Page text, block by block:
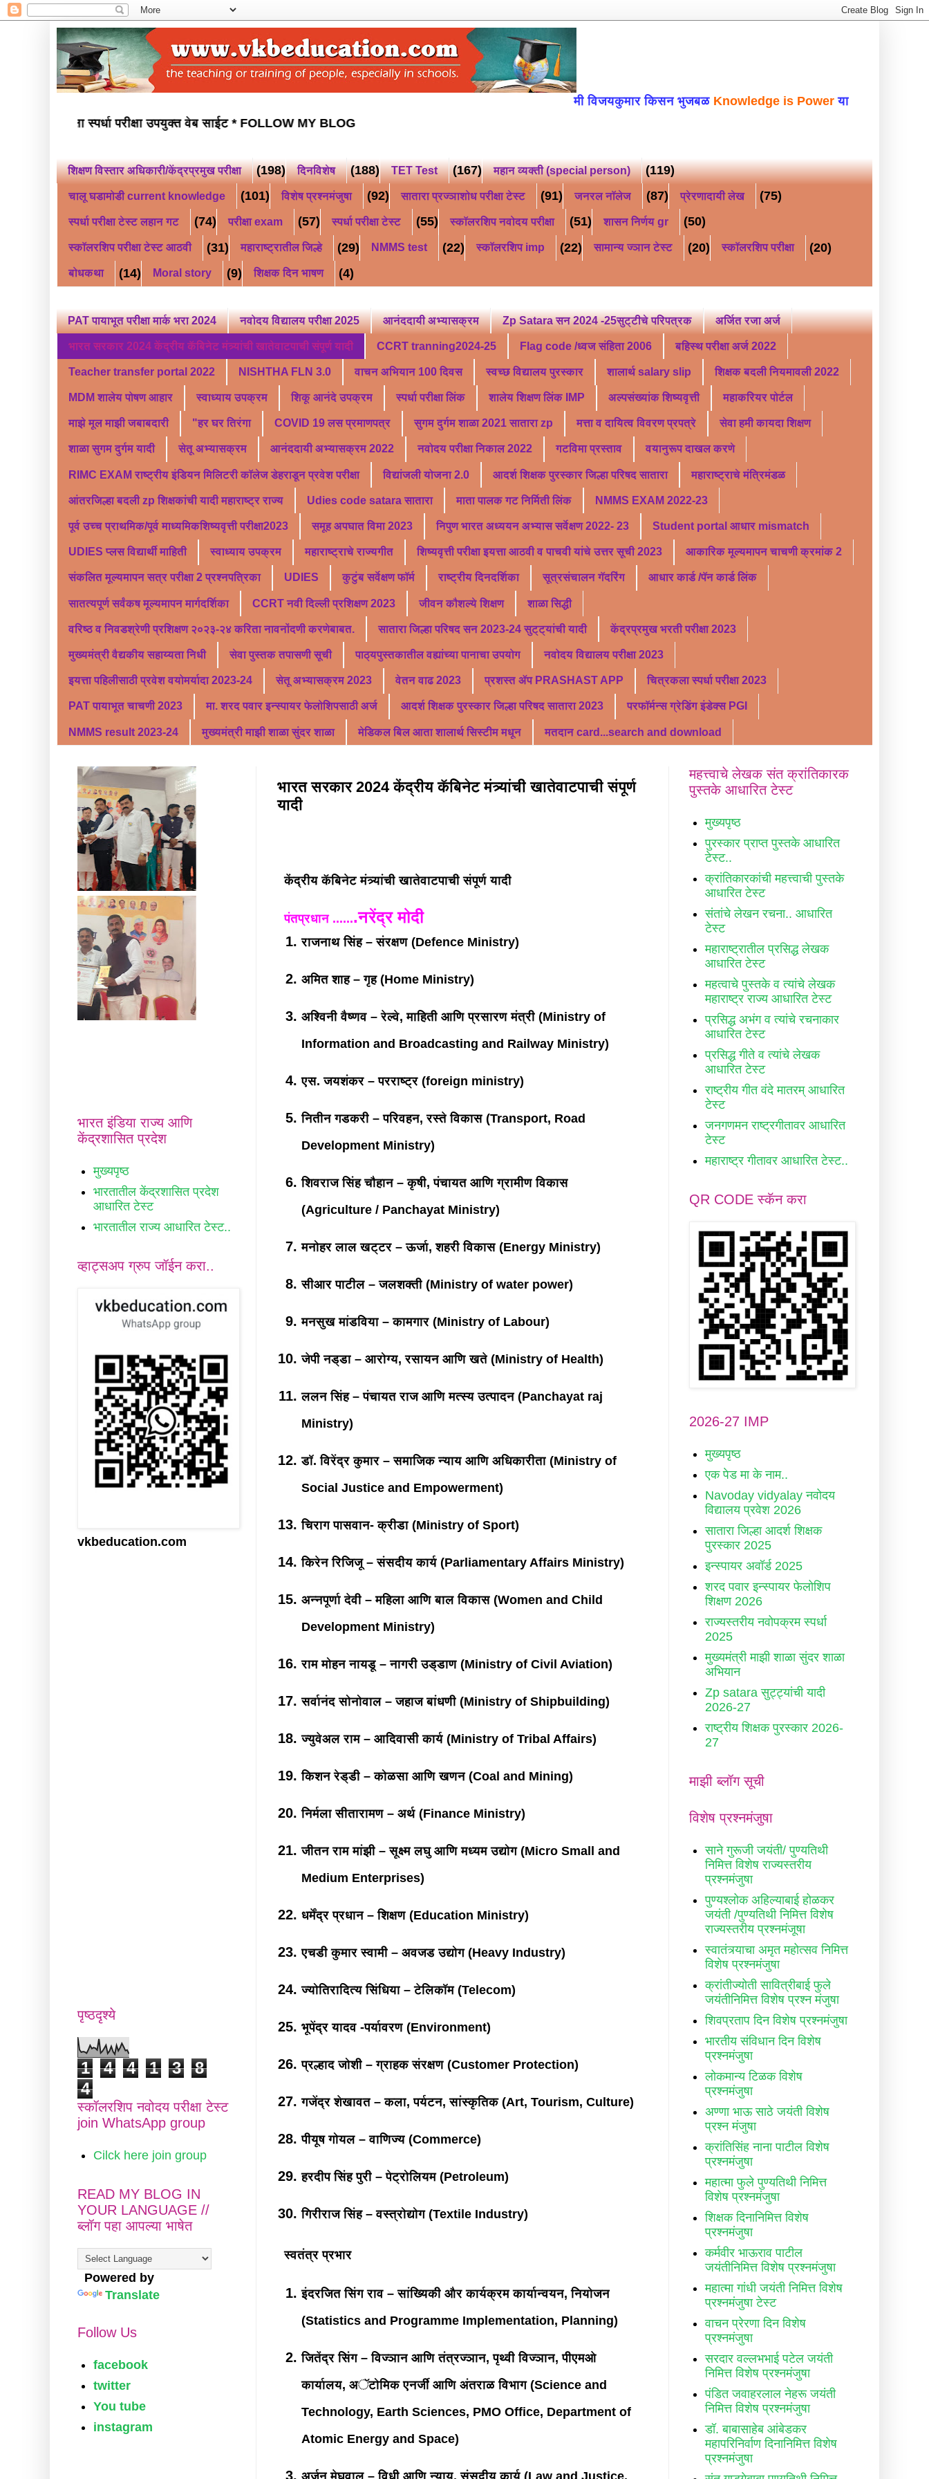
मी विजयकुमार किसन भुजबळKnowledge is Powerया ब्लॉगवर सहर्ष स्वागत
परीक्षा स्कॉलरशिप परीक्षा स्पर्धा परीक्षा उपयुक्त वेब साईट *FOLLOW MY BLOG
शिक्षण विस्तार अधिकारी/केंद्रप्रमुख परीक्षा (198) दिनविशेष (188) TET Test (167) महान व्यक्ती (special person) (119)
चालू घडामोडी current knowledge (101) विशेष प्रश्नमंजुषा (92) सातारा प्रज्ञाशोध परीक्षा टेस्ट (91) जनरल नॉलेज (87) प्रेरणादायी लेख (75)
स्पर्धा परीक्षा टेस्ट लहान गट (74) परीक्षा exam (57) स्पर्धा परीक्षा टेस्ट (55) स्कॉलरशिप नवोदय परीक्षा (51) शासन निर्णय gr (50)
स्कॉलरशिप परीक्षा टेस्ट आठवी (31) महाराष्ट्रातील जिल्हे (29) NMMS test (22) स्कॉलरशिप imp (22) सामान्य ज्ञान टेस्ट (20) स्कॉलरशिप परीक्षा (20)
बोधकथा (14) Moral story (9) शिक्षक दिन भाषण (4)
PAT पायाभूत परीक्षा मार्क भरा 2024 नवोदय विद्यालय परीक्षा 2025 आनंददायी अभ्यासक्रम Zp Satara सन 2024 -25सुट्टीचे परिपत्रक अर्जित रजा अर्ज
भारत सरकार 2024 केंद्रीय कॅबिनेट मंत्र्यांची खातेवाटपाची संपूर्ण यादी CCRT tranning2024-25 Flag code /ध्वज संहिता 2006 बहिस्थ परीक्षा अर्ज 2022
Teacher transfer portal 2022 NISHTHA FLN 3.0 वाचन अभियान 100 दिवस स्वच्छ विद्यालय पुरस्कार शालार्थ salary slip शिक्षक बदली नियमावली 2022
MDM शालेय पोषण आहार स्वाध्याय उपक्रम शिकू आनंदे उपक्रम स्पर्धा परीक्षा लिंक शालेय शिक्षण लिंक IMP अल्पसंख्यांक शिष्यवृत्ती महाकरियर पोर्टल
माझे मूल माझी जबाबदारी "हर घर तिरंगा COVID 19 लस प्रमाणपत्र सुगम दुर्गम शाळा 2021 सातारा zp मत्ता व दायित्व विवरण प्रपत्रे सेवा हमी कायदा शिक्षण
शाळा सुगम दुर्गम यादी सेतू अभ्यासक्रम आनंददायी अभ्यासक्रम 2022 नवोदय परीक्षा निकाल 2022 गटविमा प्रस्ताव वयानुरूप दाखल करणे
RIMC EXAM राष्ट्रीय इंडियन मिलिटरी कॉलेज डेहराडून प्रवेश परीक्षा विद्यांजली योजना 2.0 आदर्श शिक्षक पुरस्कार जिल्हा परिषद सातारा महाराष्ट्राचे मंत्रिमंडळ
आंतरजिल्हा बदली zp शिक्षकांची यादी महाराष्ट्र राज्य Udies code satara सातारा माता पालक गट निर्मिती लिंक NMMS EXAM 2022-23
पूर्व उच्च प्राथमिक/पूर्व माध्यमिकशिष्यवृत्ती परीक्षा2023 समूह अपघात विमा 2023 निपुण भारत अध्ययन अभ्यास सर्वेक्षण 2022- 23 Student portal आधार mismatch
UDIES प्लस विद्यार्थी माहिती स्वाध्याय उपक्रम महाराष्ट्राचे राज्यगीत शिष्यवृत्ती परीक्षा इयत्ता आठवी व पाचवी यांचे उत्तर सूची 2023 आकारिक मूल्यमापन चाचणी क्रमांक 2
संकलित मूल्यमापन सत्र परीक्षा 2 प्रश्नपत्रिका UDIES कुटुंब सर्वेक्षण फॉर्म राष्ट्रीय दिनदर्शिका सूत्रसंचालन गॅदरिंग आधार कार्ड /पॅन कार्ड लिंक
सातत्यपूर्ण सर्वंकष मूल्यमापन मार्गदर्शिका CCRT नवी दिल्ली प्रशिक्षण 2023 जीवन कौशल्ये शिक्षण शाळा सिद्धी
वरिष्ठ व निवडश्रेणी प्रशिक्षण २०२३-२४ करिता नावनोंदणी करणेबाबत. सातारा जिल्हा परिषद सन 2023-24 सुट्ट्यांची यादी केंद्रप्रमुख भरती परीक्षा 2023
मुख्यमंत्री वैद्यकीय सहाय्यता निधी सेवा पुस्तक तपासणी सूची पाठ्यपुस्तकातील वह्यांच्या पानाचा उपयोग नवोदय विद्यालय परीक्षा 2023
इयत्ता पहिलीसाठी प्रवेश वयोमर्यादा 2023-24 सेतू अभ्यासक्रम 2023 वेतन वाढ 2023 प्रशस्त ॲप PRASHAST APP चित्रकला स्पर्धा परीक्षा 2023
PAT पायाभूत चाचणी 2023 मा. शरद पवार इन्स्पायर फेलोशिपसाठी अर्ज आदर्श शिक्षक पुरस्कार जिल्हा परिषद सातारा 2023 परफॉर्मन्स ग्रेडिंग इंडेक्स PGI
NMMS result 2023-24 मुख्यमंत्री माझी शाळा सुंदर शाळा मेडिकल बिल आता शालार्थ सिस्टीम मधून मतदान card...search and download
भारत सरकार 2024 केंद्रीय कॅबिनेट मंत्र्यांची खातेवाटपाची संपूर्ण
यादी
केंद्रीय कॅबिनेट मंत्र्यांची खातेवाटपाची संपूर्ण यादी
पंतप्रधान .......नरेंद्र मोदी
राजनाथ सिंह – संरक्षण (Defence Ministry)
अमित शाह – गृह (Home Ministry)
अश्विनी वैष्णव – रेल्वे, माहिती आणि प्रसारण मंत्री (Ministry of
Information and Broadcasting and Railway Ministry)
एस. जयशंकर – परराष्ट्र (foreign ministry)
नितीन गडकरी – परिवहन, रस्ते विकास (Transport, Road
Development Ministry)
शिवराज सिंह चौहान – कृषी, पंचायत आणि ग्रामीण विकास
(Agriculture / Panchayat Ministry)
मनोहर लाल खट्टर – ऊर्जा, शहरी विकास (Energy Ministry)
सीआर पाटील – जलशक्ती (Ministry of water power)
मनसुख मांडविया – कामगार (Ministry of Labour)
जेपी नड्डा – आरोग्य, रसायन आणि खते (Ministry of Health)
ललन सिंह – पंचायत राज आणि मत्स्य उत्पादन (Panchayat raj
Ministry)
डॉ. विरेंद्र कुमार – समाजिक न्याय आणि अधिकारीता (Ministry of
Social Justice and Empowerment)
चिराग पासवान- क्रीडा (Ministry of Sport)
किरेन रिजिजू – संसदीय कार्य (Parliamentary Affairs Ministry)
अन्नपूर्णा देवी – महिला आणि बाल विकास (Women and Child
Development Ministry)
राम मोहन नायडू – नागरी उड्डाण (Ministry of Civil Aviation)
सर्वानंद सोनोवाल – जहाज बांधणी (Ministry of Shipbuilding)
ज्युवेअल राम – आदिवासी कार्य (Ministry of Tribal Affairs)
किशन रेड्डी – कोळसा आणि खणन (Coal and Mining)
निर्मला सीतारामण – अर्थ (Finance Ministry)
जीतन राम मांझी – सूक्ष्म लघु आणि मध्यम उद्योग (Micro Small and
Medium Enterprises)
धर्मेंद्र प्रधान – शिक्षण (Education Ministry)
एचडी कुमार स्वामी – अवजड उद्योग (Heavy Industry)
ज्योतिरादित्य सिंधिया – टेलिकॉम (Telecom)
भूपेंद्र यादव -पर्यावरण (Environment)
प्रल्हाद जोशी – ग्राहक संरक्षण (Customer Protection)
गजेंद्र शेखावत – कला, पर्यटन, सांस्कृतिक (Art, Tourism, Culture)
पीयूष गोयल – वाणिज्य (Commerce)
हरदीप सिंह पुरी – पेट्रोलियम (Petroleum)
गिरीराज सिंह – वस्त्रोद्योग (Textile Industry)
स्वतंत्र प्रभार
इंदरजित सिंग राव – सांख्यिकी और कार्यक्रम कार्यान्वयन, नियोजन
(Statistics and Programme Implementation, Planning)
जितेंद्र सिंग – विज्ञान आणि तंत्रज्ञान, पृथ्वी विज्ञान, पीएमओ
कार्यालय, अॅटोमिक एनर्जी आणि अंतराळ विभाग (Science and
Technology, Earth Sciences, PMO Office, Department of
Atomic Energy and Space)
अर्जुन मेघवाल – विधी आणि न्याय, संसदीय कार्य (Law and Justice,
भारत इंडिया राज्य आणि
केंद्रशासित प्रदेश
मुख्यपृष्ठ
भारतातील केंद्रशासित प्रदेश
आधारित टेस्ट
भारतातील राज्य आधारित टेस्ट..
व्हाट्सअप ग्रुप जॉईन करा..
vkbeducation.com
पृष्ठदृश्ये
1 4 4 1 3
8
4
स्कॉलरशिप नवोदय परीक्षा टेस्ट
join WhatsApp group
Cilck here join group
READ MY BLOG IN
YOUR LANGUAGE //
ब्लॉग पहा आपल्या भाषेत
Powered by
Translate
Follow Us
facebook
twitter
You tube
instagram
महत्त्वाचे लेखक संत क्रांतिकारक
पुस्तके आधारित टेस्ट
मुख्यपृष्ठ
पुरस्कार प्राप्त पुस्तके आधारित
टेस्ट..
क्रांतिकारकांची महत्त्वाची पुस्तके
आधारित टेस्ट
संतांचे लेखन रचना.. आधारित
टेस्ट
महाराष्ट्रातील प्रसिद्ध लेखक
आधारित टेस्ट
महत्वाचे पुस्तके व त्यांचे लेखक
महाराष्ट्र राज्य आधारित टेस्ट
प्रसिद्ध अभंग व त्यांचे रचनाकार
आधारित टेस्ट
प्रसिद्ध गीते व त्यांचे लेखक
आधारित टेस्ट
राष्ट्रीय गीत वंदे मातरम् आधारित
टेस्ट
जनगणमन राष्ट्रगीतावर आधारित
टेस्ट
महाराष्ट्र गीतावर आधारित टेस्ट..
QR CODE स्कॅन करा
2026-27 IMP
मुख्यपृष्ठ
एक पेड मा के नाम..
Navoday vidyalay नवोदय
विद्यालय प्रवेश 2026
सातारा जिल्हा आदर्श शिक्षक
पुरस्कार 2025
इन्स्पायर अवॉर्ड 2025
शरद पवार इन्स्पायर फेलोशिप
शिक्षण 2026
राज्यस्तरीय नवोपक्रम स्पर्धा
2025
मुख्यमंत्री माझी शाळा सुंदर शाळा
अभियान
Zp satara सुट्ट्यांची यादी
2026-27
राष्ट्रीय शिक्षक पुरस्कार 2026-
27
माझी ब्लॉग सूची
विशेष प्रश्नमंजुषा
साने गुरूजी जयंती/ पुण्यतिथी
निमित्त विशेष राज्यस्तरीय
प्रश्नमंजुषा
पुण्यश्लोक अहिल्याबाई होळकर
जयंती /पुण्यतिथी निमित्त विशेष
राज्यस्तरीय प्रश्नमंजूषा
स्वातंत्र्याचा अमृत महोत्सव निमित्त
विशेष प्रश्नमंजुषा
क्रांतीज्योती सावित्रीबाई फुले
जयंतीनिमित्त विशेष प्रश्न मंजुषा
शिवप्रताप दिन विशेष प्रश्नमंजुषा
भारतीय संविधान दिन विशेष
प्रश्नमंजुषा
लोकमान्य टिळक विशेष
प्रश्नमंजुषा
अण्णा भाऊ साठे जयंती विशेष
प्रश्न मंजुषा
क्रांतिसिंह नाना पाटील विशेष
प्रश्नमंजुषा
महात्मा फुले पुण्यतिथी निमित्त
विशेष प्रश्नमंजुषा
शिक्षक दिनानिमित्त विशेष
प्रश्नमंजुषा
कर्मवीर भाऊराव पाटील
जयंतीनिमित्त विशेष प्रश्नमंजुषा
महात्मा गांधी जयंती निमित्त विशेष
प्रश्नमंजुषा टेस्ट
वाचन प्रेरणा दिन विशेष
प्रश्नमंजुषा
सरदार वल्लभभाई पटेल जयंती
निमित्त विशेष प्रश्नमंजुषा
पंडित जवाहरलाल नेहरू जयंती
निमित्त विशेष प्रश्नमंजुषा
डॉ. बाबासाहेब आंबेडकर
महापरिनिर्वाण दिनानिमित्त विशेष
प्रश्नमंजुषा